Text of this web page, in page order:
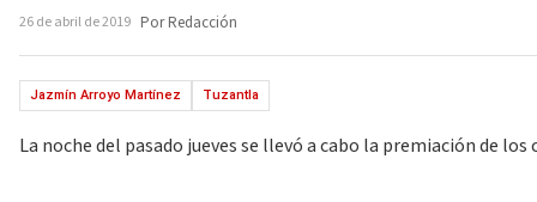
26 de abril de 2019 Por Redacción
Jazmín Arroyo Martínez Tuzantla
La noche del pasado jueves se llevó a cabo la premiación de